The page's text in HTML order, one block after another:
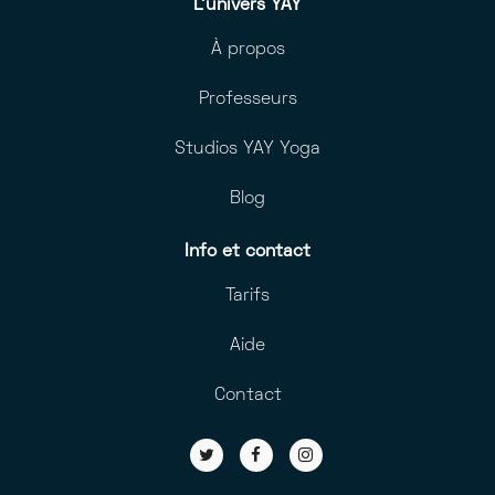
L’univers YAY
À propos
Professeurs
Studios YAY Yoga
Blog
Info et contact
Tarifs
Aide
Contact